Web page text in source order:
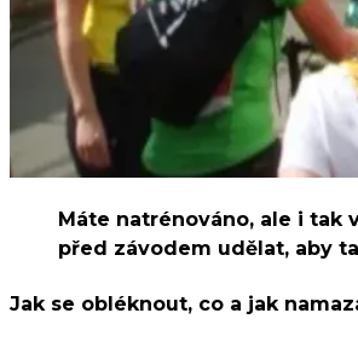
Máte natrénováno, ale i tak
před závodem udělat, aby
Jak se obléknout, co a jak